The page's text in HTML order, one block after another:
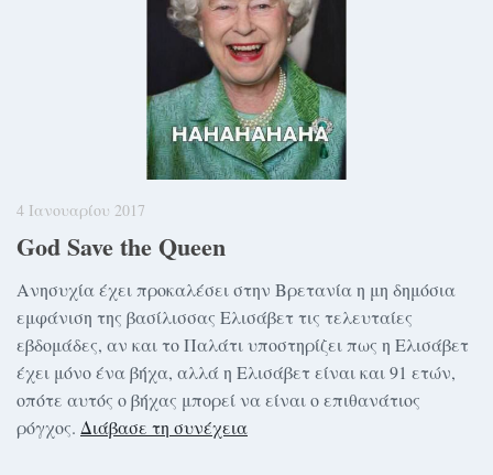
4 Ιανουαρίου 2017
God Save the Queen
Ανησυχία έχει προκαλέσει στην Βρετανία η μη δημόσια
εμφάνιση της βασίλισσας Ελισάβετ τις τελευταίες
εβδομάδες, αν και το Παλάτι υποστηρίζει πως η Ελισάβετ
έχει μόνο ένα βήχα, αλλά η Ελισάβετ είναι και 91 ετών,
οπότε αυτός ο βήχας μπορεί να είναι ο επιθανάτιος
ρόγχος. Διάβασε τη συνέχεια